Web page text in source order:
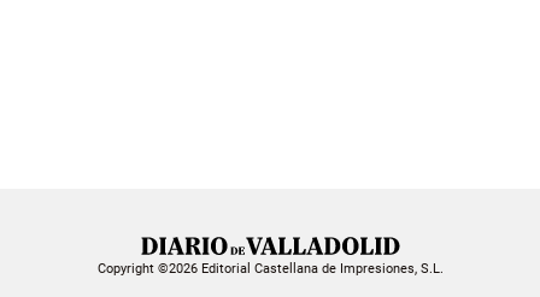
Copyright ©2026 Editorial Castellana de Impresiones, S.L.